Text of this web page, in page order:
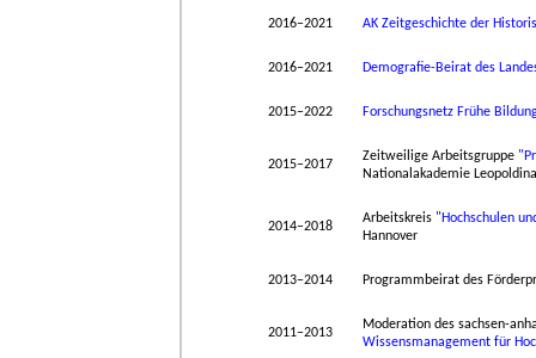
2016–2021 AK Zeitgeschichte der
2016–2021 Demografie-Beirat des
2015–2022 Forschungsnetz Frühe
2015–2017
Zeitweilige Arbeitsgruppe
Nationalakademie Leopoldina
2014–2018
Arbeitskreis "Hochschulen
Hannover
2013–2014 Programmbeirat des
2011–2013
Moderation des sachsen-
Wissensmanagement für